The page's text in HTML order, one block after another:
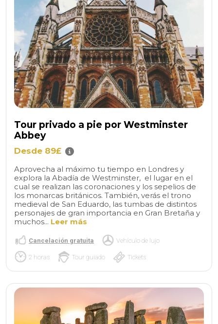
Tour privado a pie por Westminster
Abbey
Desde 89£
Aprovecha al máximo tu tiempo en Londres y
explora la Abadía de Westminster, el lugar en el
cual se realizan las coronaciones y los sepelios de
los monarcas británicos. También, verás el trono
medieval de San Eduardo, las tumbas de distintos
personajes de gran importancia en Gran Bretaña y
muchos... Leer más
Cancelación gratuita Vehículo de lujo
2 horas Tour guiado Tickets